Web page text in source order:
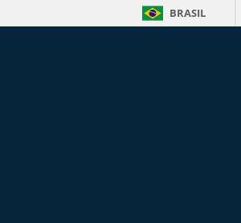
BRASIL